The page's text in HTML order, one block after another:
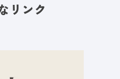
リンク